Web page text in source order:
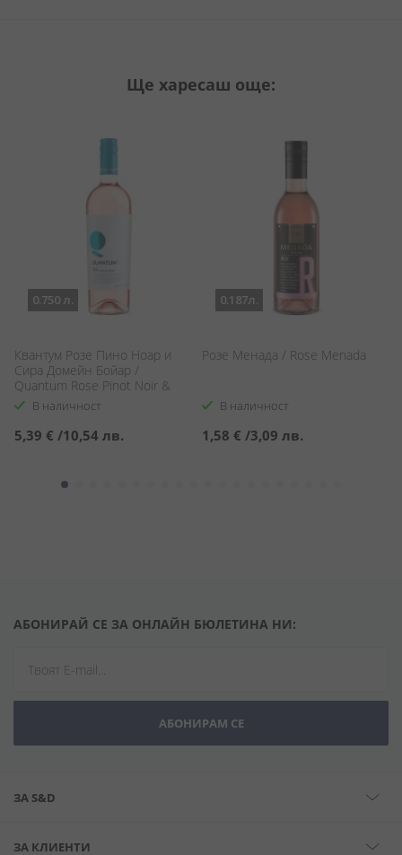
Ще харесаш още:
0.750 л.
Квантум Розе Пино Ноар и
Сира Домейн Бойар /
Quantum Rose Pinot Noir &
Syrah Domaine Boyar
В наличност
5,39 € /10,54 лв.
0.187л.
Розе Менада / Rose Menada
В наличност
1,58 € /3,09 лв.
АБОНИРАЙ СЕ ЗА ОНЛАЙН БЮЛЕТИНА НИ:
АБОНИРАМ СЕ
ЗА S&D
ЗА КЛИЕНТИ